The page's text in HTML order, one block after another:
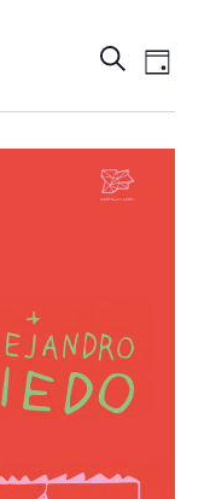
Events
and
Views
Search
Day